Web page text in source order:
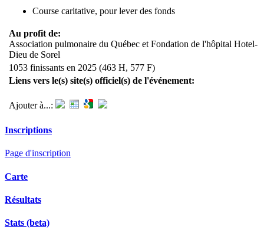
Course caritative, pour lever des fonds
Au profit de:
Association pulmonaire du Québec et Fondation de l'hôpital Hotel-
Dieu de Sorel
1053 finissants en 2025 (463 H, 577 F)
Liens vers le(s) site(s) officiel(s) de l'événement:
Ajouter à...:
Inscriptions
Page d'inscription
Carte
Résultats
Stats (beta)